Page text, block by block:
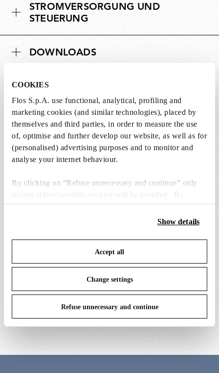
COOKIES
Flos S.p.A. use functional, analytical, profiling and
marketing cookies (and similar technologies), placed by
themselves and third parties, in order to measure the use
of, optimise and further develop our website, as well as for
(personalised) advertising purposes and to monitor and
analyse your internet behaviour.
By clicking on “Refuse unnecessary and continue” only
technical/functionality cookies will be installed. By
clicking on “Accept all” you consent to the use of all the
cookies. By clicking on “Change settings” you can accept
save your choices. You can modify your options anytime.
To know more refer to ourCookie Policy
Show details
Accept all
Change settings
Refuse unnecessary and continue
STROMVERSORGUNG UND
STEUERUNG
DOWNLOADS
ERSATZTEILE & ZUBEHÖR Alle anzeigen (7)
ring led diffuser
noctambule kegel
€ 1.209,00